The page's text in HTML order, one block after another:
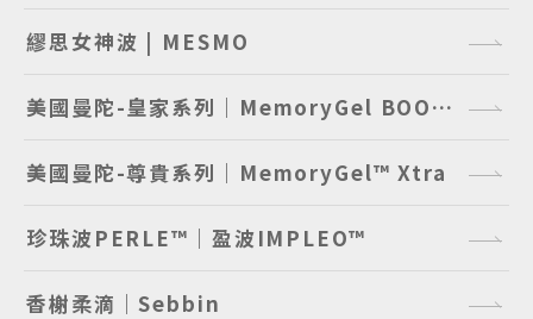
繆思女神波 | MESMO
美國曼陀-皇家系列｜MemoryGel BOOST™
美國曼陀-尊貴系列｜MemoryGel™ Xtra
珍珠波PERLE™｜盈波IMPLEO™
香榭柔滴｜Sebbin